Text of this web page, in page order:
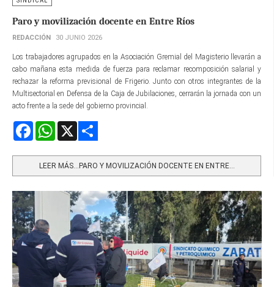
Paro y movilización docente en Entre Ríos
REDACCIÓN 30 JUNIO 2026
Los trabajadores agrupados en la Asociación Gremial del Magisterio llevarán a
cabo mañana esta medida de fuerza para reclamar recomposición salarial y
rechazar la reforma previsional de Frigerio. Junto con otros integrantes de la
Multisectorial en Defensa de la Caja de Jubilaciones, cerrarán la jornada con un
acto frente a la sede del gobierno provincial.
FacebookWhatsApp
LEER MÁS…PARO Y MOVILIZACIÓN DOCENTE EN ENTRE...